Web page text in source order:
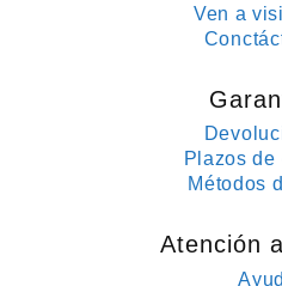
Ven a
Plazos de
Métodos
Atención